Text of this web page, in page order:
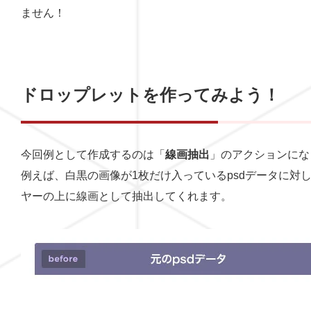
ません！
ドロップレットを作ってみよう！
今回例として作成するのは「 線画抽出 」のアクションに
例えば、白黒の画像が1枚だけ入っているpsdデータに対
ヤーの上に線画として抽出してくれます。